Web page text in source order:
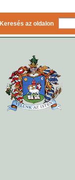
Keresés az oldalon